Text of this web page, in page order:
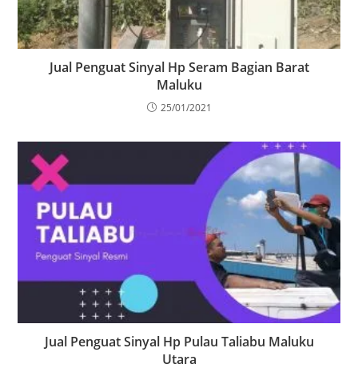
Jual Penguat Sinyal Hp Seram Bagian Barat
Maluku
25/01/2021
Jual Penguat Sinyal Hp Pulau Taliabu Maluku
Utara